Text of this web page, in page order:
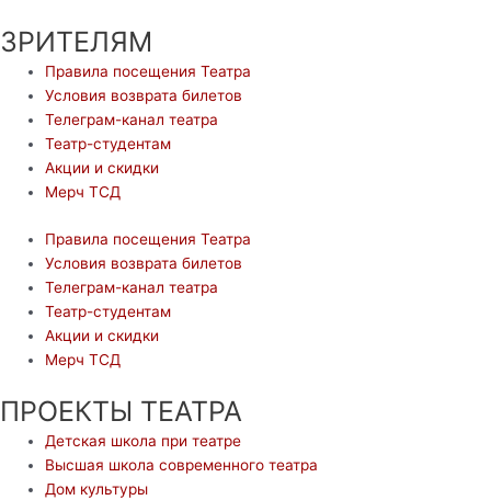
ЗРИТЕЛЯМ
Правила посещения Театра
Условия возврата билетов
Телеграм-канал театра
Театр-студентам
Акции и скидки
Мерч ТСД
Правила посещения Театра
Условия возврата билетов
Телеграм-канал театра
Театр-студентам
Акции и скидки
Мерч ТСД
ПРОЕКТЫ ТЕАТРА
Детская школа при театре
Высшая школа современного театра
Дом культуры